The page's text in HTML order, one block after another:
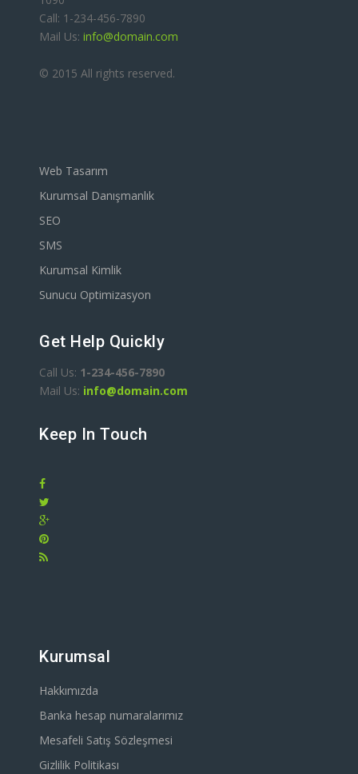
Call: 1-234-456-7890
Mail Us: info@domain.com
© 2015 All rights reserved.
Web Tasarım
Kurumsal Danışmanlık
SEO
SMS
Kurumsal Kimlik
Sunucu Optimizasyon
Get Help Quickly
Call Us: 1-234-456-7890
Mail Us: info@domain.com
Keep In Touch
Kurumsal
Hakkımızda
Banka hesap numaralarımız
Mesafeli Satış Sözleşmesi
Gizlilik Politikası